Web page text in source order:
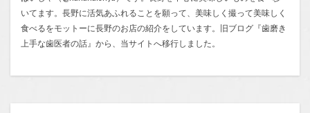
いてます。長野に活気あふれることを願って、美味しく撮って美味しく
食べるをモットーに長野のお店の紹介をしています。旧ブログ『歯磨き
上手な歯医者の話 』から、当サイトへ移行しました。